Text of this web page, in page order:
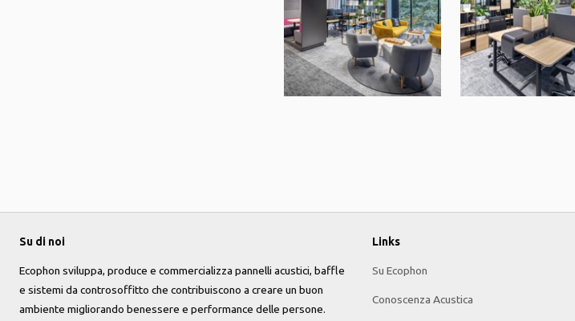
Su di noi
Ecophon sviluppa, produce e commercializza pannelli acustici, baffle
e sistemi da controsoffitto che contribuiscono a creare un buon
ambiente migliorando benessere e performance delle persone.
Links
Su Ecophon
Conoscenza Acustica